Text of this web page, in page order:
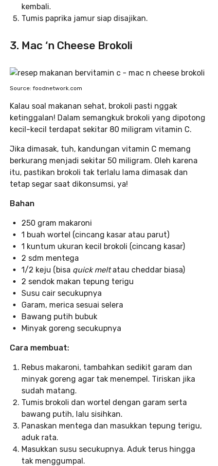
kembali.
Tumis paprika jamur siap disajikan.
3. Mac ‘n Cheese Brokoli
Source: foodnetwork.com
Kalau soal makanan sehat, brokoli pasti nggak
ketinggalan! Dalam semangkuk brokoli yang dipotong
kecil-kecil terdapat sekitar 80 miligram vitamin C.
Jika dimasak, tuh, kandungan vitamin C memang
berkurang menjadi sekitar 50 miligram. Oleh karena
itu, pastikan brokoli tak terlalu lama dimasak dan
tetap segar saat dikonsumsi, ya!
Bahan
250 gram makaroni
1 buah wortel (cincang kasar atau parut)
1 kuntum ukuran kecil brokoli (cincang kasar)
2 sdm mentega
1/2 keju (bisa quick meltatau cheddar biasa)
2 sendok makan tepung terigu
Susu cair secukupnya
Garam, merica sesuai selera
Bawang putih bubuk
Minyak goreng secukupnya
Cara membuat:
Rebus makaroni, tambahkan sedikit garam dan
minyak goreng agar tak menempel. Tiriskan jika
sudah matang.
Tumis brokoli dan wortel dengan garam serta
bawang putih, lalu sisihkan.
Panaskan mentega dan masukkan tepung terigu,
aduk rata.
Masukkan susu secukupnya. Aduk terus hingga
tak menggumpal.